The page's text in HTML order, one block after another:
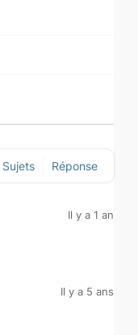
Sujets Réponse
Il y a 1 an
Il y a 5 ans